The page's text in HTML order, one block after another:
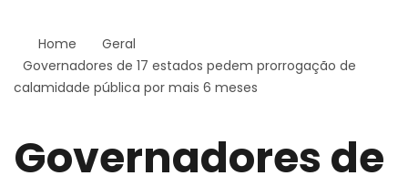
Home
Geral
Governadores de 17 estados pedem prorrogação de
calamidade pública por mais 6 meses
Governadores de